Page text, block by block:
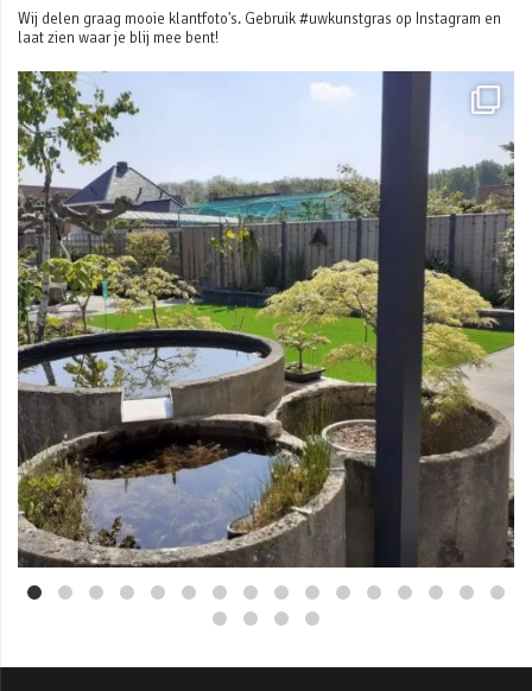
Wij delen graag mooie klantfoto's. Gebruik #uwkunstgras op Instagram en
laat zien waar je blij mee bent!
Mei 3